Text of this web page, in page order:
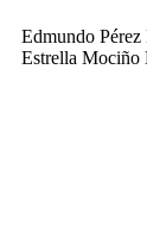
Edmundo Pérez
Estrella Mociño